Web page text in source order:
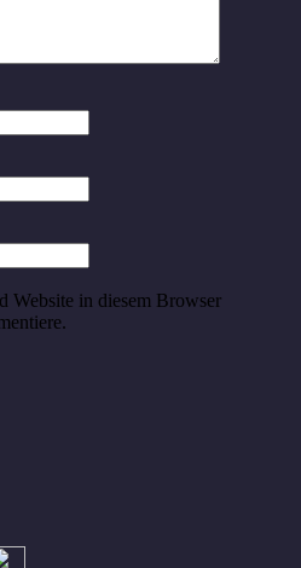
Website in diesem Browser